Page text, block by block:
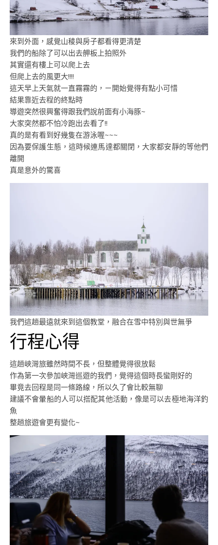
來到外面，感覺山稜與房子都看得更清楚
我們的船除了可以出去舺板上拍照外
其實還有樓上可以爬上去
但爬上去的風更大!!!!
這天早上天氣就一直霧霧的，ㄧ開始覺得有點小可惜
結果靠近去程的終點時
導遊突然很興奮得跟我們說前面有小海豚~
大家突然都不怕冷跑出去看了!!
真的是有看到好幾隻在游泳喔~~~
因為要保護生態，這時候連馬達都關閉，大家都安靜的等他們
離開
真是意外的驚喜
我們這趟最遠就來到這個教堂，融合在雪中特別與世無爭
行程心得
這趟峽灣旅雖然時間不長，但整體覺得很放鬆
作為第一次參加峽灣巡遊的我們，覺得這個時長蠻剛好的
畢竟去回程是同一條路線，所以久了會比較無聊
建議不會暈船的人可以搭配其他活動，像是可以去極地海洋釣
魚
整趟旅遊會更有變化~